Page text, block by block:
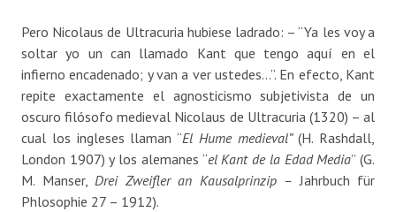
Pero Nicolaus de Ultracuria hubiese ladrado: – “Ya les voy a
soltar yo un can llamado Kant que tengo aquí en el
infierno encadenado; y van a ver ustedes…”. En efecto, Kant
repite exactamente el agnosticismo subjetivista de un
oscuro filósofo medieval Nicolaus de Ultracuria (1320) – al
cual los ingleses llaman “El Hume medieval”(H. Rashdall,
London 1907) y los alemanes “el Kant de la Edad Media” (G.
M. Manser, Drei Zweifler an Kausalprinzip –Jahrbuch für
Phlosophie 27 – 1912).